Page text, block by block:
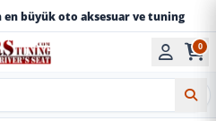
en büyük oto aksesuar ve tuning
0